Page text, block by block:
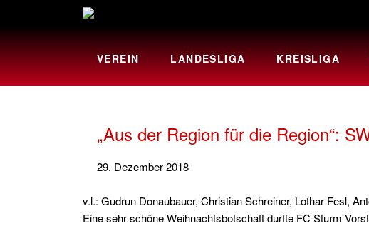
VEREIN LANDESLIGA KREISLIGA
„Aus der Region für die Region“:
29. Dezember 2018
v.l.: Gudrun Donaubauer, Christian Schreiner, Lothar Fesl,
Eine sehr schöne Weihnachtsbotschaft durfte FC Sturm